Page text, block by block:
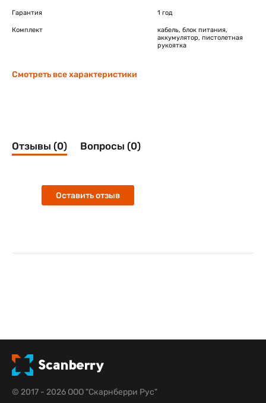
Гарантия 1 год
Комплект
кабель, блок питания,
аккумулятор, пистолетная
рукоятка
Смотреть все характеристики
Отзывы (0) Вопросы (0)
Оставить отзыв
© 2017 - 2026 ООО "Скарнберри Рус"